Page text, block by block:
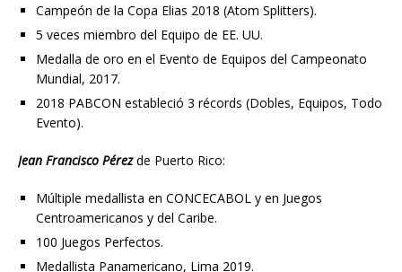
Campeón de la Copa Elias 2018 (Atom Splitters).
5 veces miembro del Equipo de EE. UU.
Medalla de oro en el Evento de Equipos del Campeonato
Mundial, 2017.
2018 PABCON estableció 3 récords (Dobles, Equipos, Todo
Evento).
Jean Francisco Pérezde Puerto Rico:
Múltiple medallista en CONCECABOL y en Juegos
Centroamericanos y del Caribe.
100 Juegos Perfectos.
Medallista Panamericano, Lima 2019.